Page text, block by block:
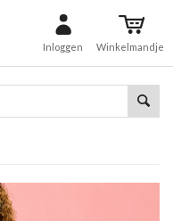
Inloggen Winkelmandje